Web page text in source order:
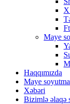
Maye
Haqqımızda
Maye
Xəbəri
Bizimlə əlaqə